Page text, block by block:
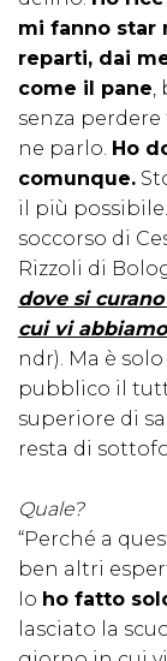
mi fanno star
reparti, dai
come il pane,
senza
ne parlo. Ho
comunque.
il più
soccorso di
Rizzoli di
dove si
cui vi
ndr). Ma è
pubblico il
superiore di
resta di
Quale?
“Perché a
ben altri
Io ho fatto
lasciato la